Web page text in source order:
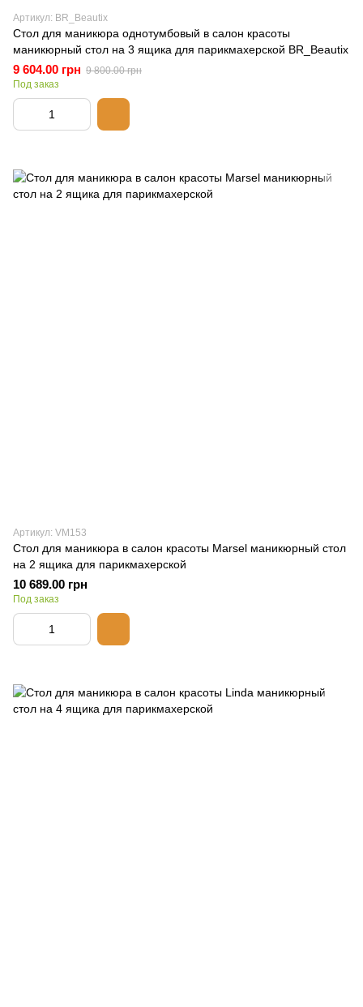
Артикул: BR_Beautix
Стол для маникюра однотумбовый в салон красоты
маникюрный стол на 3 ящика для парикмахерской BR_Beautix
9 604.00 грн 9 800.00 грн
Под заказ
Артикул: VM153
Стол для маникюра в салон красоты Marsel маникюрный стол
на 2 ящика для парикмахерской
10 689.00 грн
Под заказ